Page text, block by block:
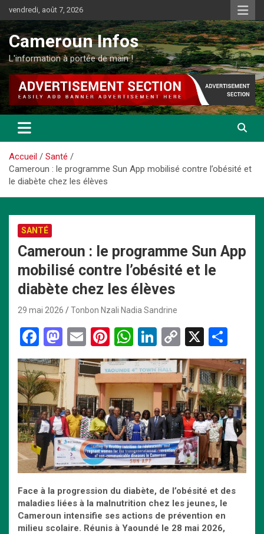
au
contenu
vendredi, août 7, 2026
Cameroun Infos
L'information à portée de main !
Accueil
Santé
Cameroun : le programme Sun App mobilisé contre l’obésité et
le diabète chez les élèves
SANTÉ
Cameroun : le programme Sun App
mobilisé contre l’obésité et le
diabète chez les élèves
29 mai 2026 Tonbon Nzali Nadia Sandrine
F
a
ce
b
o
o
k
M
a
st
o
d
o
n
E
m
ail
Pi
nt
er
es
t
W
h
at
s
A
p
p
Li
n
ke
dI
n
C
o
py
Li
n
k
X
ar
ta
g
er
Face à la progression du diabète, de l’obésité et des
maladies liées à la malnutrition chez les jeunes, le
Cameroun intensifie ses actions de prévention en
milieu scolaire. Réunis à Yaoundé le 28 mai 2026,